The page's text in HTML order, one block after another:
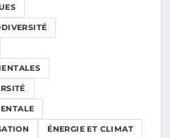
ÉNERGIE ET CLIMAT